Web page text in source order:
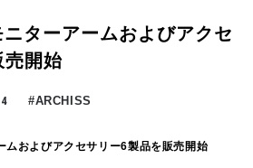
ターアームおよびアクセ
売開始
#ARCHISS
およびアクセサリー6製品を販売開始